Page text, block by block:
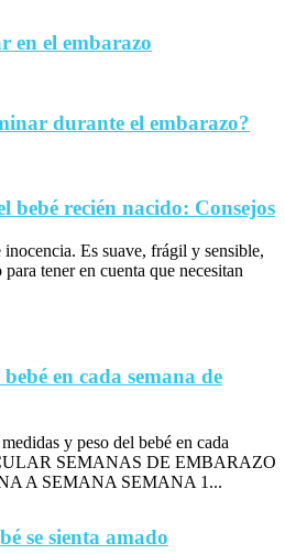
en el embarazo
durante el embarazo?
bebé recién nacido: Consejos
Es suave, frágil y sensible,
tener en cuenta que necesitan
en cada semana de
y peso del bebé en cada
SEMANAS DE EMBARAZO
A SEMANA SEMANA 1...
se sienta amado